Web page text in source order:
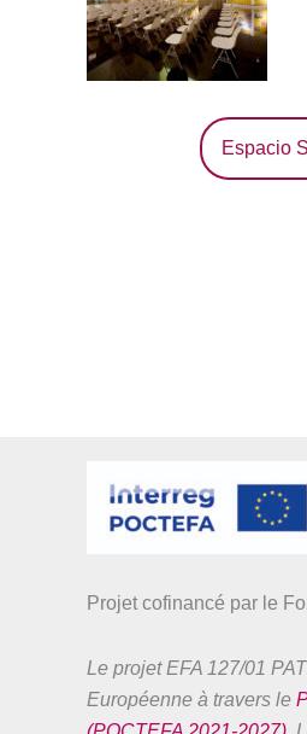
Espacio
Projet cofinancé par le
Le projet EFA 127/01
Européenne à travers le